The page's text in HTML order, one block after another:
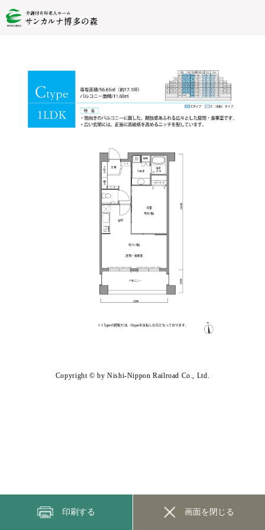
印刷する 画面を閉じる
Copyright © by Nishi-Nippon Railroad Co., Ltd.